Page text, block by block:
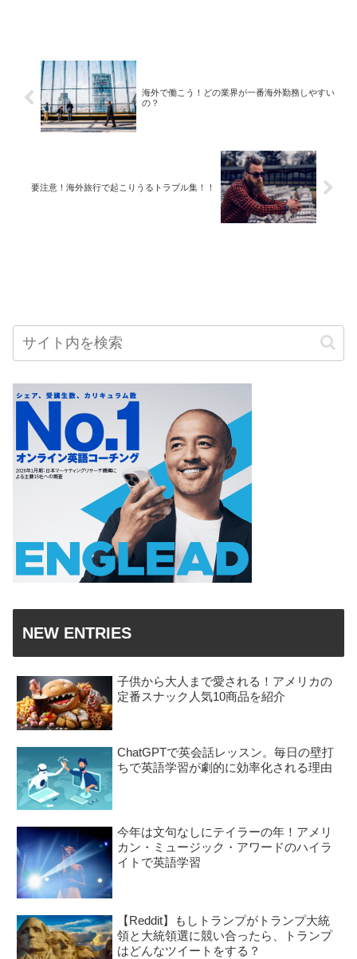
海外で働こう！どの業界が一番海外勤務しやすい
の？
要注意！海外旅行で起こりうるトラブル集！！
NEW ENTRIES
子供から大人まで愛される！アメリカの
定番スナック人気10商品を紹介
ChatGPTで英会話レッスン。毎日の壁打
ちで英語学習が劇的に効率化される理由
今年は文句なしにテイラーの年！アメリ
カン・ミュージック・アワードのハイラ
イトで英語学習
【Reddit】もしトランプがトランプ大統
領と大統領選に競い合ったら、トランプ
はどんなツイートをする？